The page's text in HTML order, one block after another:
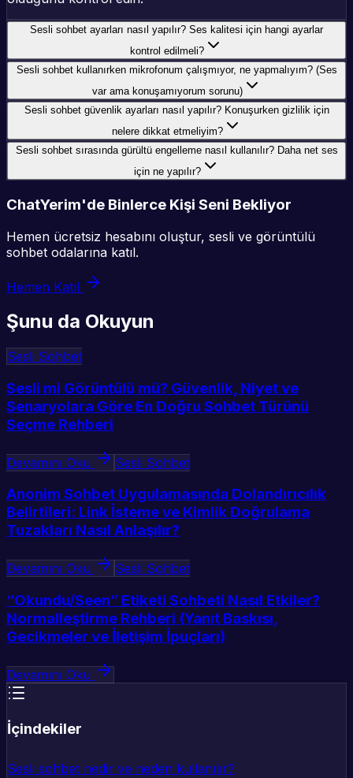
Sesli sohbet ayarları nasıl yapılır? Ses kalitesi için hangi ayarlar
kontrol edilmeli?
Sesli sohbet kullanırken mikrofonum çalışmıyor, ne yapmalıyım? (Ses
var ama konuşamıyorum sorunu)
Sesli sohbet güvenlik ayarları nasıl yapılır? Konuşurken gizlilik için
nelere dikkat etmeliyim?
Sesli sohbet sırasında gürültü engelleme nasıl kullanılır? Daha net ses
için ne yapılır?
ChatYerim'de Binlerce Kişi Seni Bekliyor
Hemen ücretsiz hesabını oluştur, sesli ve görüntülü
sohbet odalarına katıl.
Hemen Katıl
Şunu da Okuyun
Sesli Sohbet
Sesli mi Görüntülü mü? Güvenlik, Niyet ve
Senaryolara Göre En Doğru Sohbet Türünü
Seçme Rehberi
Devamını Oku Sesli Sohbet
Anonim Sohbet Uygulamasında Dolandırıcılık
Belirtileri: Link İsteme ve Kimlik Doğrulama
Tuzakları Nasıl Anlaşılır?
Devamını Oku Sesli Sohbet
“Okundu/Seen” Etiketi Sohbeti Nasıl Etkiler?
Normalleştirme Rehberi (Yanıt Baskısı,
Gecikmeler ve İletişim İpuçları)
Devamını Oku
İçindekiler
Sesli sohbet nedir ve neden kullanılır?